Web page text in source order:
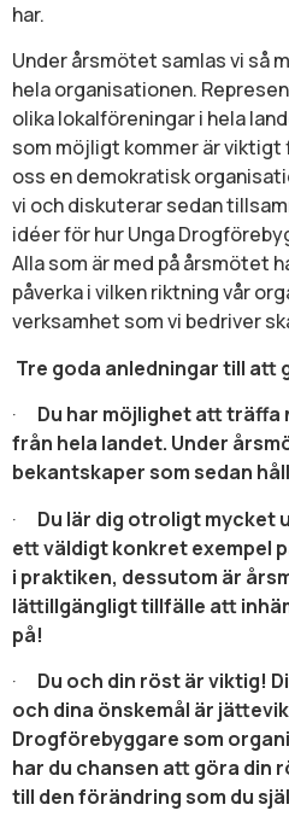
har.
Under årsmötet samlas vi så
hela organisationen.
olika lokalföreningar i hela
som möjligt kommer är viktigt
oss en demokratisk
vi och diskuterar sedan
idéer för hur Unga
Alla som är med på årsmötet
påverka i vilken riktning vår
verksamhet som vi bedriver
Tre goda anledningar till att
· Du har möjlighet att träffa
från hela landet. Under
bekantskaper som sedan
· Du lär dig otroligt mycket
ett väldigt konkret exempel
i praktiken, dessutom är
lättillgängligt tillfälle att
på!
· Du och din röst är viktig!
och dina önskemål är
Drogförebyggare som
har du chansen att göra din
till den förändring som du